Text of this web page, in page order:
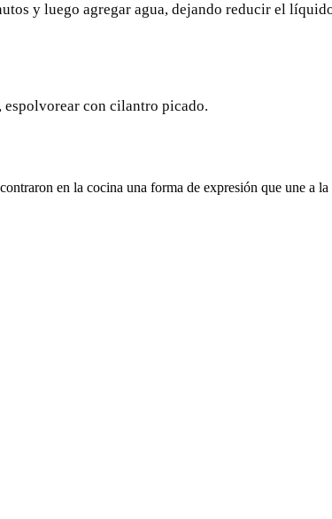
y luego agregar agua, dejando reducir el
con cilantro picado.
en la cocina una forma de expresión que une